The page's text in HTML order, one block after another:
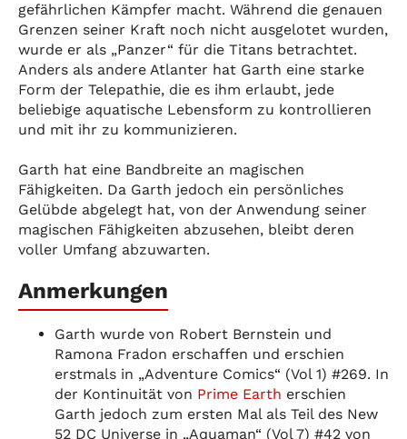
gefährlichen Kämpfer macht. Während die genauen
Grenzen seiner Kraft noch nicht ausgelotet wurden,
wurde er als „Panzer“ für die Titans betrachtet.
Anders als andere Atlanter hat Garth eine starke
Form der Telepathie, die es ihm erlaubt, jede
beliebige aquatische Lebensform zu kontrollieren
und mit ihr zu kommunizieren.
Garth hat eine Bandbreite an magischen
Fähigkeiten. Da Garth jedoch ein persönliches
Gelübde abgelegt hat, von der Anwendung seiner
magischen Fähigkeiten abzusehen, bleibt deren
voller Umfang abzuwarten.
Anmerkungen
Garth wurde von Robert Bernstein und
Ramona Fradon erschaffen und erschien
erstmals in „Adventure Comics“ (Vol 1) #269. In
der Kontinuität von Prime Earth erschien
Garth jedoch zum ersten Mal als Teil des New
52 DC Universe in „Aquaman“ (Vol 7) #42 von